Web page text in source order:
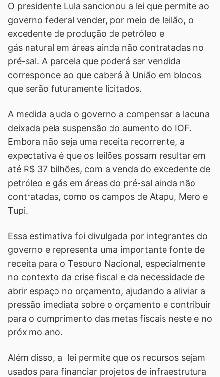
O presidente Lula sancionou a lei que permite ao
governo federal vender, por meio de leilão, o
excedente de produção de petróleo e
gás natural em áreas ainda não contratadas no
pré-sal. A parcela que poderá ser vendida
corresponde ao que caberá à União em blocos
que serão futuramente licitados.
A medida ajuda o governo a compensar a lacuna
deixada pela suspensão do aumento do IOF.
Embora não seja uma receita recorrente, a
expectativa é que os leilões possam resultar em
até R$ 37 bilhões, com a venda do excedente de
petróleo e gás em áreas do pré-sal ainda não
contratadas, como os campos de Atapu, Mero e
Tupi.
Essa estimativa foi divulgada por integrantes do
governo e representa uma importante fonte de
receita para o Tesouro Nacional, especialmente
no contexto da crise fiscal e da necessidade de
abrir espaço no orçamento, ajudando a aliviar a
pressão imediata sobre o orçamento e contribuir
para o cumprimento das metas fiscais neste e no
próximo ano.
Além disso, a lei permite que os recursos sejam
usados para financiar projetos de infraestrutura